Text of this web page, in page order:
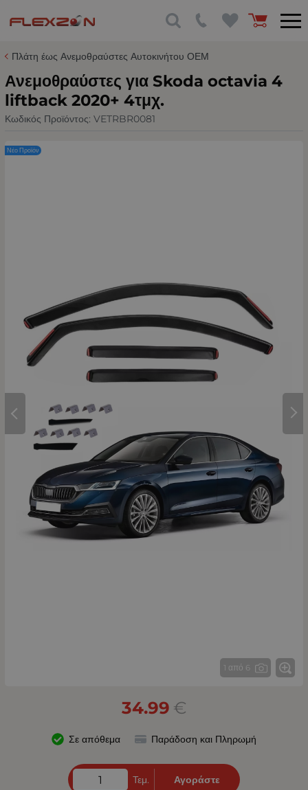
Πλάτη έως Ανεμοθραύστες Αυτοκινήτου ΟΕΜ
Ανεμοθραύστες για Skoda octavia 4
liftback 2020+ 4τμχ.
Κωδικός Προϊόντος: VETRBR0081
1 από 6
Νέο Προϊόν
34.99 €
Σε απόθεμα Παράδοση και Πληρωμή
Τεμ. Αγοράστε